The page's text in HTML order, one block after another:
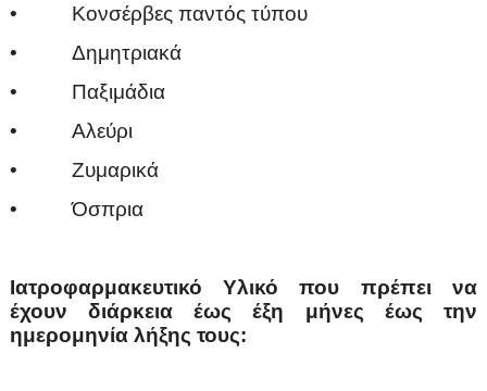
• Κονσέρβες παντός τύπου
• Δημητριακά
• Παξιμάδια
• Αλεύρι
• Ζυμαρικά
• Όσπρια
Ιατροφαρμακευτικό Υλικό που πρέπει να
έχουν διάρκεια έως έξη μήνες έως την
ημερομηνία λήξης τους: